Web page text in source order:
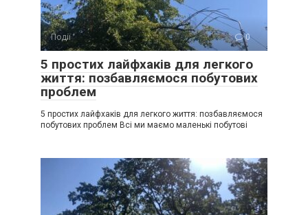
Події 0
5 простих лайфхаків для легкого
життя: позбавляємося побутових
проблем
5 простих лайфхаків для легкого життя: позбавляємося
побутових проблем Всі ми маємо маленькі побутові